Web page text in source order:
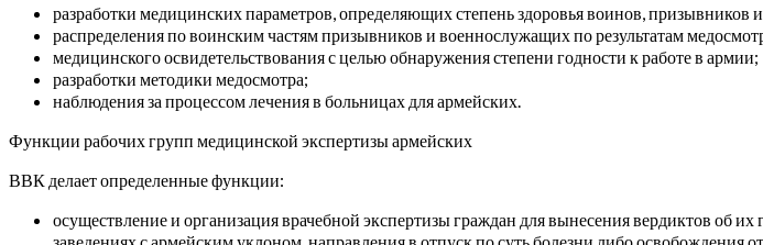
разработки медицинских параметров, определяющих степень здоровья воинов, призывников
распределения по воинским частям призывников и военнослужащих по результатам
медицинского освидетельствования с целью обнаружения степени годности к работе в армии;
разработки методики медосмотра;
наблюдения за процессом лечения в больницах для армейских.
Функции рабочих групп медицинской экспертизы армейских
ВВК делает определенные функции:
осуществление и организация врачебной экспертизы граждан для вынесения вердиктов об